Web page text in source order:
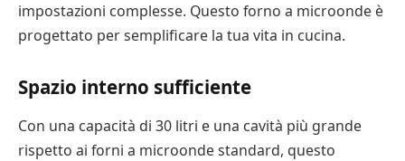
impostazioni complesse. Questo forno a microonde è
progettato per semplificare la tua vita in cucina.
Spazio interno sufficiente
Con una capacità di 30 litri e una cavità più grande
rispetto ai forni a microonde standard, questo